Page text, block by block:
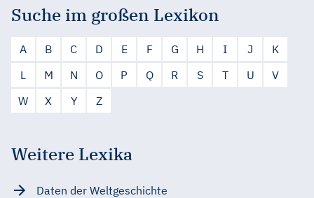
Suche im großen Lexikon
A B C D E F G H I J
K
L
M N O P Q R S T U
V
W
X Y Z
Weitere Lexika
Daten der Weltgeschichte